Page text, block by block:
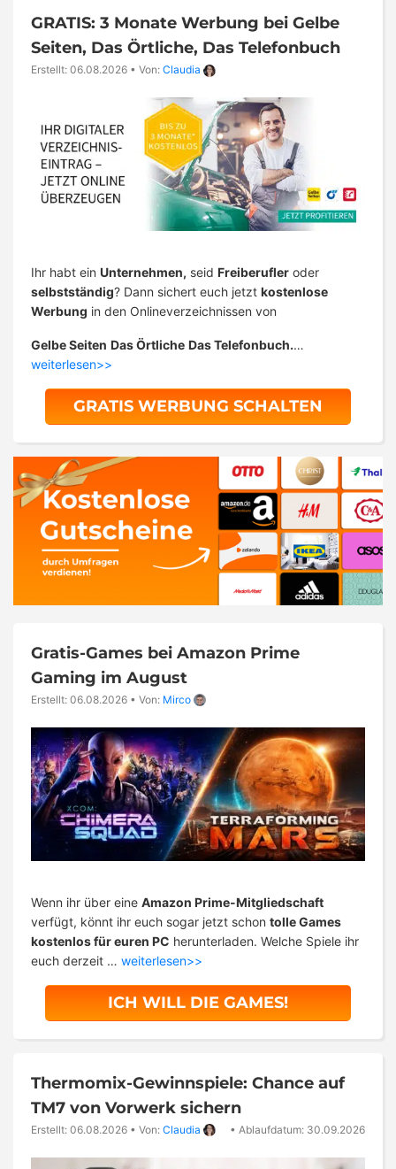
GRATIS: 3 Monate Werbung bei Gelbe
Seiten, Das Örtliche, Das Telefonbuch
Erstellt: 06.08.2026 • Von: Claudia
Ihr habt ein Unternehmen, seid Freiberufler oder
selbstständig? Dann sichert euch jetzt kostenlose
Werbung in den Onlineverzeichnissen von
Gelbe Seiten Das Örtliche Das Telefonbuch.…
weiterlesen>>
GRATIS WERBUNG SCHALTEN
Gratis-Games bei Amazon Prime
Gaming im August
Erstellt: 06.08.2026 • Von: Mirco
Wenn ihr über eine Amazon Prime-Mitgliedschaft
verfügt, könnt ihr euch sogar jetzt schon tolle Games
kostenlos für euren PC herunterladen. Welche Spiele ihr
euch derzeit … weiterlesen>>
ICH WILL DIE GAMES!
Thermomix-Gewinnspiele: Chance auf
TM7 von Vorwerk sichern
Erstellt: 06.08.2026 • Von: Claudia • Ablaufdatum: 30.09.2026